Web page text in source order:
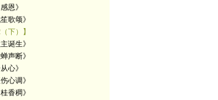
恩》
歌颂》
下）】
诞生》
声断》
心》
心调》
香稠》